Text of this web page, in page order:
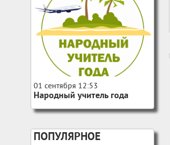
156 0
01 сентября 12:53
Народный учитель года
ПОПУЛЯРНОЕ